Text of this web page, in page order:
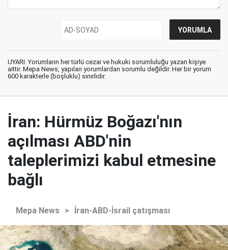
UYARI: Yorumların her türlü cezai ve hukuki sorumluluğu yazan kişiye
aittir. Mepa News, yapılan yorumlardan sorumlu değildir. Her bir yorum
600 karakterle (boşluklu) sınırlıdır.
İran: Hürmüz Boğazı'nın
açılması ABD'nin
taleplerimizi kabul etmesine
bağlı
Mepa News > İran-ABD-İsrail çatışması